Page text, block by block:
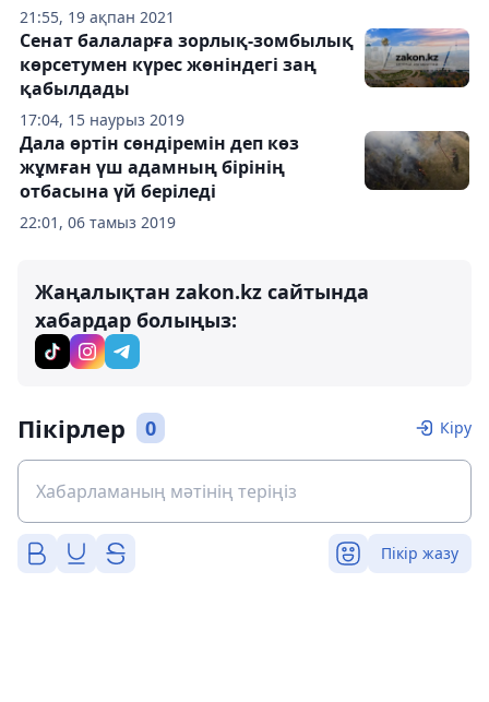
21:55, 19 ақпан 2021
17:04, 15 наурыз 2019
Сенат балаларға зорлық-зомбылық
көрсетумен күрес жөніндегі заң
қабылдады
22:01, 06 тамыз 2019
Дала өртін сөндіремін деп көз
жұмған үш адамның бірінің
отбасына үй беріледі
Жаңалықтан zakon.kz сайтында
хабардар болыңыз:
Пікірлер 0 Кіру
Пікір жазу